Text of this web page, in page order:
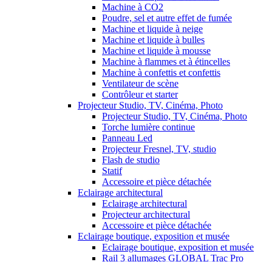
Machine à CO2
Poudre, sel et autre effet de fumée
Machine et liquide à neige
Machine et liquide à bulles
Machine et liquide à mousse
Machine à flammes et à étincelles
Machine à confettis et confettis
Ventilateur de scène
Contrôleur et starter
Projecteur Studio, TV, Cinéma, Photo
Projecteur Studio, TV, Cinéma, Photo
Torche lumière continue
Panneau Led
Projecteur Fresnel, TV, studio
Flash de studio
Statif
Accessoire et pièce détachée
Eclairage architectural
Eclairage architectural
Projecteur architectural
Accessoire et pièce détachée
Eclairage boutique, exposition et musée
Eclairage boutique, exposition et musée
Rail 3 allumages GLOBAL Trac Pro